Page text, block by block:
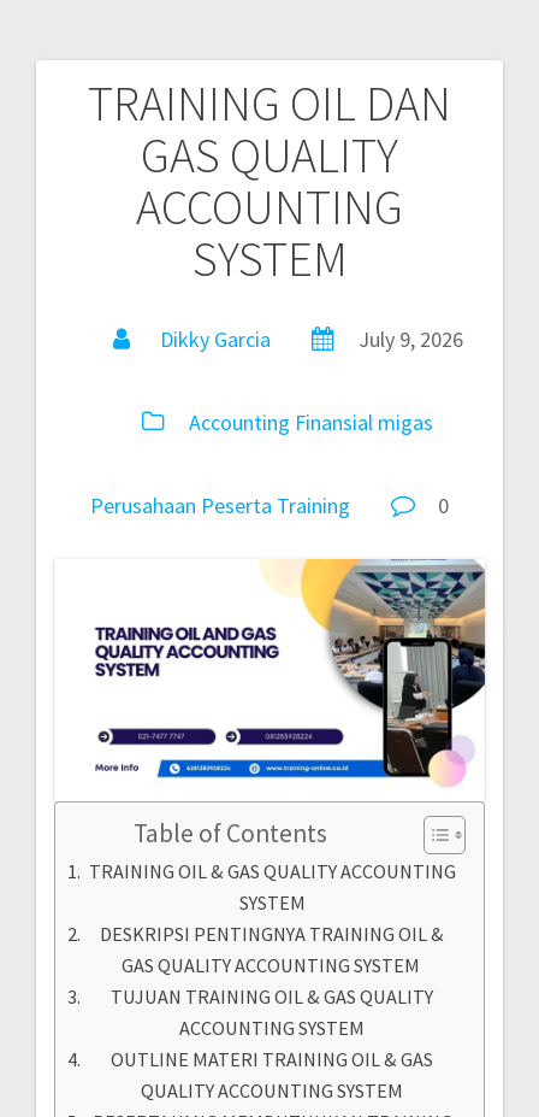
TRAINING OIL DAN
GAS QUALITY
ACCOUNTING
SYSTEM
Dikky Garcia July 9, 2026
Accounting Finansial migas
Perusahaan Peserta Training 0
Table of Contents
TRAINING OIL & GAS QUALITY ACCOUNTING
SYSTEM
DESKRIPSI PENTINGNYA TRAINING OIL &
GAS QUALITY ACCOUNTING SYSTEM
TUJUAN TRAINING OIL & GAS QUALITY
ACCOUNTING SYSTEM
OUTLINE MATERI TRAINING OIL & GAS
QUALITY ACCOUNTING SYSTEM